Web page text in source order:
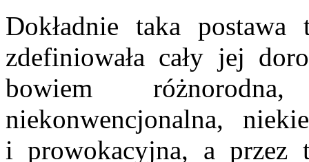
Dokładnie taka
zdefiniowała cały jej
bowiem
niekonwencjonalna,
i prowokacyjna, a przez